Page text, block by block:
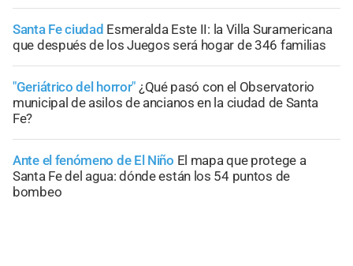
Santa Fe ciudad Esmeralda Este II: la Villa Suramericana
que después de los Juegos será hogar de 346 familias
"Geriátrico del horror" ¿Qué pasó con el Observatorio
municipal de asilos de ancianos en la ciudad de Santa
Fe?
Ante el fenómeno de El Niño El mapa que protege a
Santa Fe del agua: dónde están los 54 puntos de
bombeo